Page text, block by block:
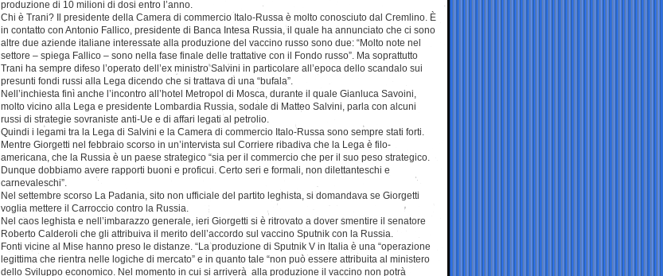
produzione di 10 milioni di dosi entro l’anno.
Chi è Trani? Il presidente della Camera di commercio Italo-Russa è molto conosciuto dal Cremlino. È
in contatto con Antonio Fallico, presidente di Banca Intesa Russia, il quale ha annunciato che ci sono
altre due aziende italiane interessate alla produzione del vaccino russo sono due: “Molto note nel
settore – spiega Fallico – sono nella fase finale delle trattative con il Fondo russo”. Ma soprattutto
Trani ha sempre difeso l’operato dell’ex ministro Salvini in particolare all’epoca dello scandalo sui
presunti fondi russi alla Lega dicendo che si trattava di una “bufala”.
Nell’inchiesta finì anche l’incontro all’hotel Metropol di Mosca, durante il quale Gianluca Savoini,
molto vicino alla Lega e presidente Lombardia Russia, sodale di Matteo Salvini, parla con alcuni
russi di strategie sovraniste anti-Ue e di affari legati al petrolio.
Quindi i legami tra la Lega di Salvini e la Camera di commercio Italo-Russa sono sempre stati forti.
Mentre Giorgetti nel febbraio scorso in un’intervista sul Corriere ribadiva che la Lega è filo-
americana, che la Russia è un paese strategico “sia per il commercio che per il suo peso strategico.
Dunque dobbiamo avere rapporti buoni e proficui. Certo seri e formali, non dilettanteschi e
carnevaleschi”.
Nel settembre scorso La Padania, sito non ufficiale del partito leghista, si domandava se Giorgetti
voglia mettere il Carroccio contro la Russia.
Nel caos leghista e nell’imbarazzo generale, ieri Giorgetti si è ritrovato a dover smentire il senatore
Roberto Calderoli che gli attribuiva il merito dell’accordo sul vaccino Sputnik con la Russia.
Fonti vicine al Mise hanno preso le distanze. “La produzione di Sputnik V in Italia è una “operazione
legittima che rientra nelle logiche di mercato” e in quanto tale “non può essere attribuita al ministero
dello Sviluppo economico. Nel momento in cui si arriverà alla produzione il vaccino non potrà